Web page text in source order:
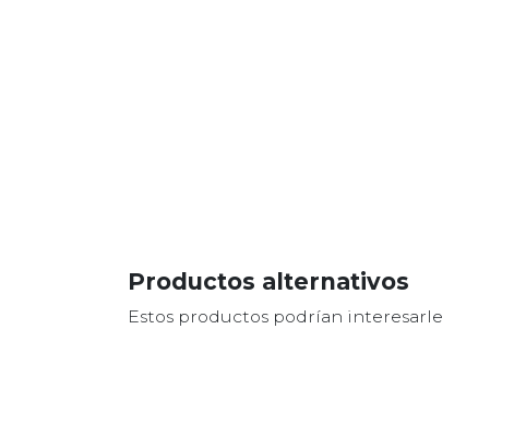
Productos alternativos
Estos productos podrían interesarle